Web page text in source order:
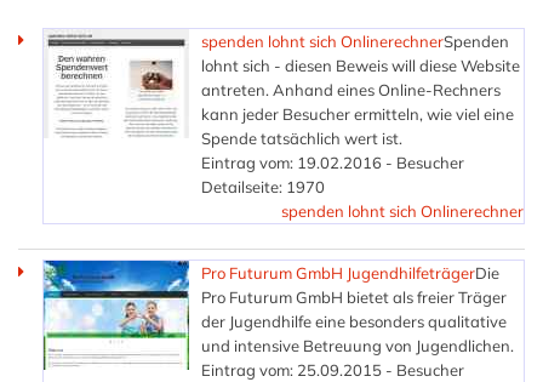
spenden lohnt sich OnlinerechnerSpenden
lohnt sich - diesen Beweis will diese Website
antreten. Anhand eines Online-Rechners
kann jeder Besucher ermitteln, wie viel eine
Spende tatsächlich wert ist.
Eintrag vom: 19.02.2016 - Besucher
Detailseite: 1970
spenden lohnt sich Onlinerechner
Pro Futurum GmbH JugendhilfeträgerDie
Pro Futurum GmbH bietet als freier Träger
der Jugendhilfe eine besonders qualitative
und intensive Betreuung von Jugendlichen.
Eintrag vom: 25.09.2015 - Besucher